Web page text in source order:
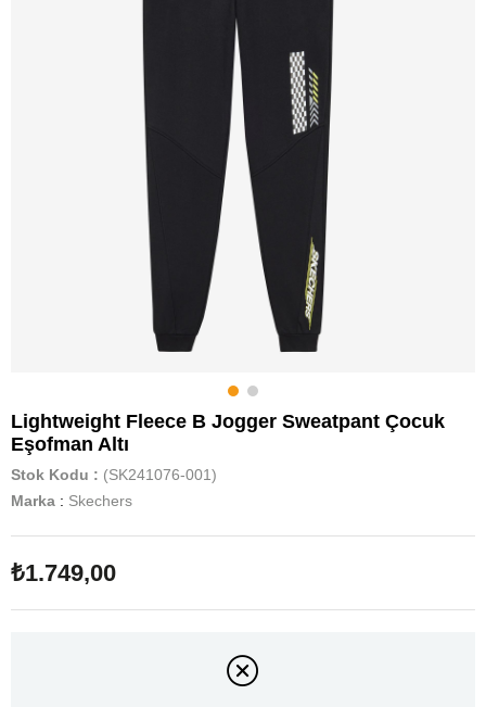
Lightweight Fleece B Jogger Sweatpant Çocuk
Eşofman Altı
Stok Kodu
(SK241076-001)
Marka : Skechers
₺1.749,00